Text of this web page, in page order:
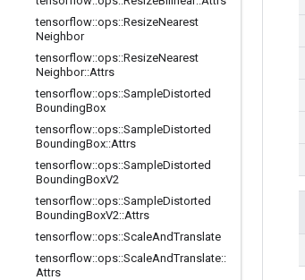
tensorflow::ops::ResizeNearest
Neighbor
tensorflow::ops::ResizeNearest
Neighbor::Attrs
tensorflow::ops::SampleDistorted
BoundingBox
tensorflow::ops::SampleDistorted
BoundingBox::Attrs
tensorflow::ops::SampleDistorted
BoundingBoxV2
tensorflow::ops::SampleDistorted
BoundingBoxV2::Attrs
tensorflow::ops::ScaleAndTranslate
tensorflow::ops::ScaleAndTranslate::
Attrs